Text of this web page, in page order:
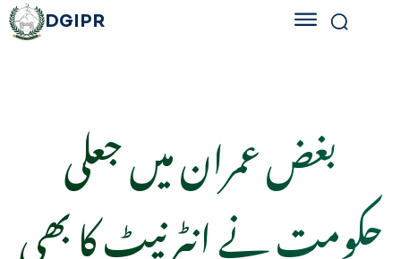
DGIPR
بغض عمران میں جعلی
حکومت نے انٹرنیٹ کا بھی